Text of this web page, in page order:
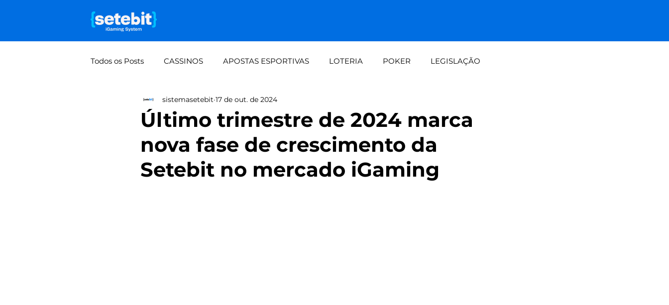
Todos os Posts CASSINOS APOSTAS ESPORTIVAS LOTERIA POKER LEGISLAÇÃO
Falta de visão de lucro por modalid Demanda crescente aos fins de seman
Rifas e bolões: do manual à automaç Painel do apostador Setebit vs expe
Último trimestre de 2024 marca
nova fase de crescimento da
Setebit no mercado iGaming
sistemasetebit 17 de out. de 2024